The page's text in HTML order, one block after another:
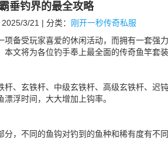
垂钓界的最全攻略
3/21 | 分类：
刚开一秒传奇私服
项备受玩家喜爱的休闲活动，而拥有一套强
本文将为各位钓手奉上最全面的传奇鱼竿套
杆、玄铁杆、中级玄铁杆、高级玄铁杆、迟
浮时间，大大增加上钩率。
分，不同的鱼钩对钓到的鱼种和稀有度有不